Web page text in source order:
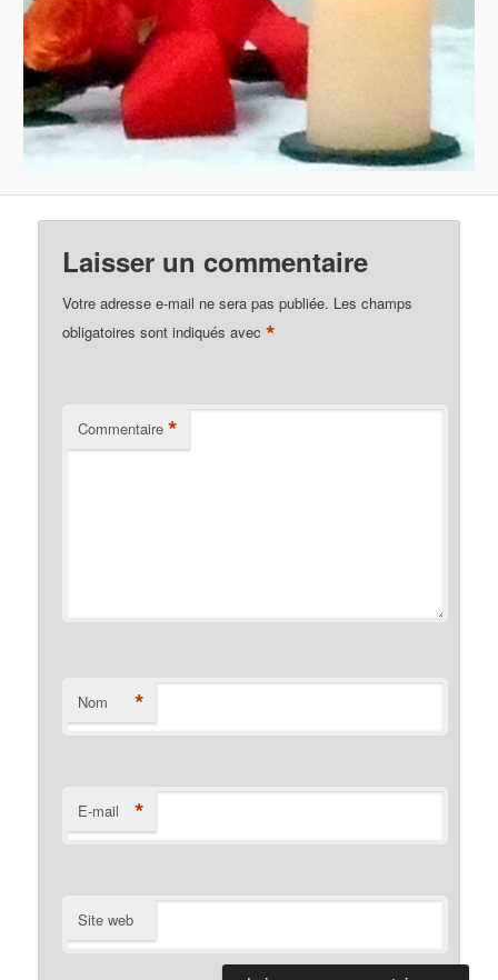
Laisser un commentaire
Votre adresse e-mail ne sera pas publiée. Les champs
obligatoires sont indiqués avec*
Commentaire *
Nom *
E-mail *
Site web